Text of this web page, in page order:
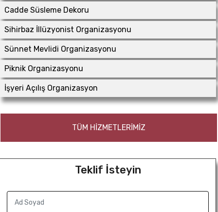
Cadde Süsleme Dekoru
Sihirbaz İllüzyonist Organizasyonu
Sünnet Mevlidi Organizasyonu
Piknik Organizasyonu
İşyeri Açılış Organizasyon
TÜM HİZMETLERİMİZ
Teklif İsteyin